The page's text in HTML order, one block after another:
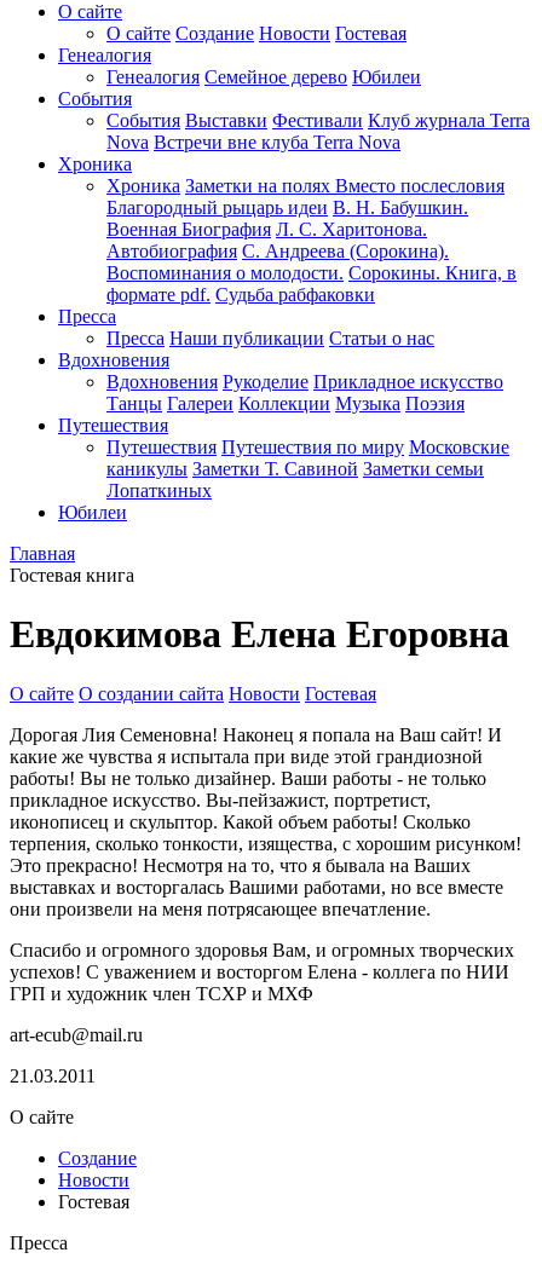
О сайте
О сайте Создание Новости Гостевая
Генеалогия
Генеалогия Семейное дерево Юбилеи
События
События Выставки Фестивали Клуб журнала Terra
Nova Встречи вне клуба Terra Nova
Хроника
Хроника Заметки на полях Вместо послесловия
Благородный рыцарь идеи В. Н. Бабушкин.
Военная Биография Л. С. Харитонова.
Автобиография С. Андреева (Сорокина).
Воспоминания о молодости. Сорокины. Книга, в
формате pdf. Судьба рабфаковки
Пресса
Пресса Наши публикации Статьи о нас
Вдохновения
Вдохновения Рукоделие Прикладное искусство
Танцы Галереи Коллекции Музыка Поэзия
Путешествия
Путешествия Путешествия по миру Московские
каникулы Заметки Т. Савиной Заметки семьи
Лопаткиных
Юбилеи
Главная
Гостевая книга
Евдокимова Елена Егоровна
О сайте О создании сайта Новости Гостевая
Дорогая Лия Семеновна! Наконец я попала на Ваш сайт! И
какие же чувства я испытала при виде этой грандиозной
работы! Вы не только дизайнер. Ваши работы - не только
прикладное искусство. Вы-пейзажист, портретист,
иконописец и скульптор. Какой объем работы! Сколько
терпения, сколько тонкости, изящества, с хорошим рисунком!
Это прекрасно! Несмотря на то, что я бывала на Ваших
выставках и восторгалась Вашими работами, но все вместе
они произвели на меня потрясающее впечатление.
Спасибо и огромного здоровья Вам, и огромных творческих
успехов! С уважением и восторгом Елена - коллега по НИИ
ГРП и художник член ТСХР и МХФ
art-ecub@mail.ru
21.03.2011
О сайте
Создание
Новости
Гостевая
Пресса